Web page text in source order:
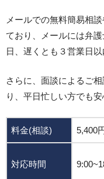
メールでの無料簡易相
ており、メールには弁
日、遅くとも３営業日
さらに、面談によるご
り、平日忙しい方でも
料金(相談) 5,400
対応時間